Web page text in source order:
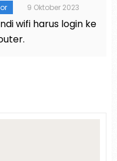
9 Oktober 2023
wifi harus login ke